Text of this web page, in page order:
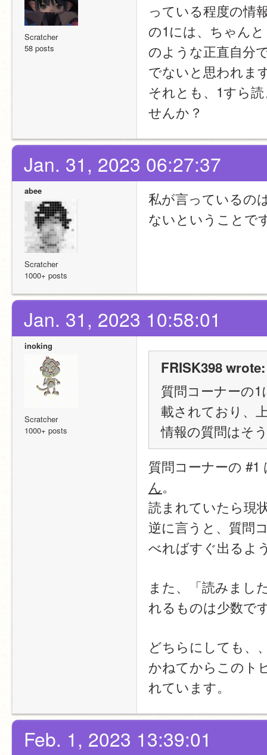
Scratcher
58 posts
っている程度の情
の1には、ちゃん
のような正直自分
でないと思われま
それとも、1すら
せんか？
Jan. 31, 2023 06:27:37
abee
Scratcher
1000+ posts
私が言っているの
ないということで
Jan. 31, 2023 10:58:01
inoking
Scratcher
1000+ posts
FRISK398 wrote:
質問コーナーの
載されており、
情報の質問はそ
質問コーナーの
ん。
読まれていたら現
逆に言うと、質問
べればすぐ出るよ
また、「読みまし
れるものは少数で
どちらにしても、
かねてからこのト
れています。
Feb. 1, 2023 13:39:01